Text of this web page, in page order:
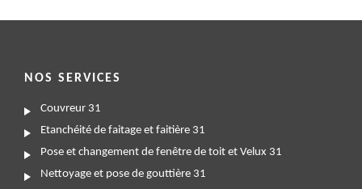
NOS SERVICES
Couvreur 31
Etanchéité de faitage et faitière 31
Pose et changement de fenêtre de toit et Velux 31
Nettoyage et pose de gouttière 31